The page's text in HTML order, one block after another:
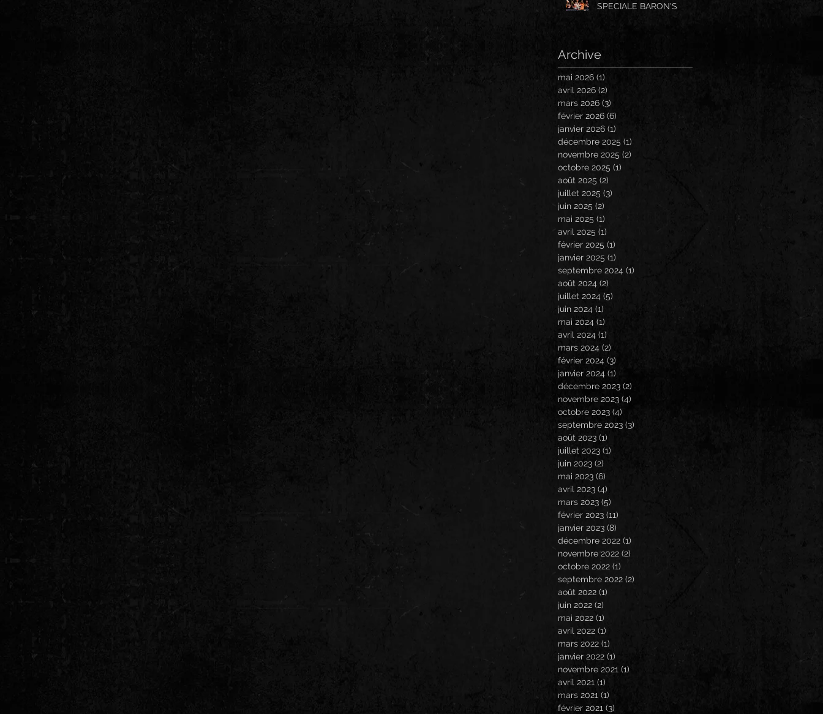
SPECIALE BARON'S
Archive
mai 2026 (1)
avril 2026 (2)
mars 2026 (3)
février 2026 (6)
janvier 2026 (1)
décembre 2025 (1)
novembre 2025 (2)
octobre 2025 (1)
août 2025 (2)
juillet 2025 (3)
juin 2025 (2)
mai 2025 (1)
avril 2025 (1)
février 2025 (1)
janvier 2025 (1)
septembre 2024 (1)
août 2024 (2)
juillet 2024 (5)
juin 2024 (1)
mai 2024 (1)
avril 2024 (1)
mars 2024 (2)
février 2024 (3)
janvier 2024 (1)
décembre 2023 (2)
novembre 2023 (4)
octobre 2023 (4)
septembre 2023 (3)
août 2023 (1)
juillet 2023 (1)
juin 2023 (2)
mai 2023 (6)
avril 2023 (4)
mars 2023 (5)
février 2023 (11)
janvier 2023 (8)
décembre 2022 (1)
novembre 2022 (2)
octobre 2022 (1)
septembre 2022 (2)
août 2022 (1)
juin 2022 (2)
mai 2022 (1)
avril 2022 (1)
mars 2022 (1)
janvier 2022 (1)
novembre 2021 (1)
avril 2021 (1)
mars 2021 (1)
février 2021 (3)